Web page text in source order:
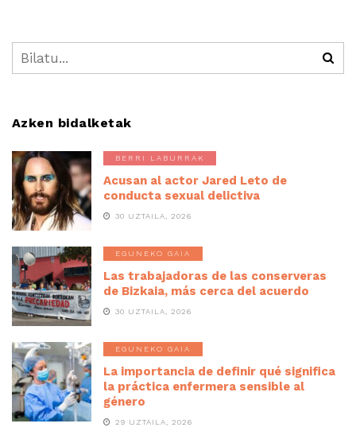
Azken bidalketak
BERRI LABURRAK
Acusan al actor Jared Leto de
conducta sexual delictiva
30 UZTAILA, 2026
EGUNEKO GAIA
Las trabajadoras de las conserveras
de Bizkaia, más cerca del acuerdo
30 UZTAILA, 2026
EGUNEKO GAIA
La importancia de definir qué significa
la práctica enfermera sensible al
género
29 UZTAILA, 2026